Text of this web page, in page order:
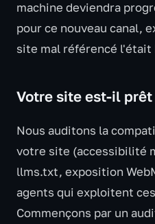
machine deviendra
pour ce nouveau canal,
site mal référencé l'était
Votre site est-il
Nous auditons la
votre site (accessibilité
llms.txt, exposition
agents qui exploitent
Commençons par un